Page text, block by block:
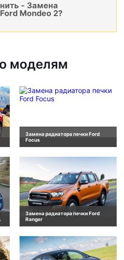
- Замена
Mondeo 2?
моделям
Замена радиатора печки Ford
Focus
Замена радиатора печки Ford
Ranger